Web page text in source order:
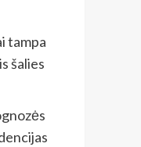
tampa
šalies